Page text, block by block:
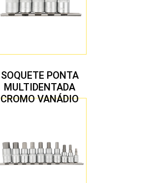
SOQUETE PONTA
MULTIDENTADA
CROMO VANÁDIO